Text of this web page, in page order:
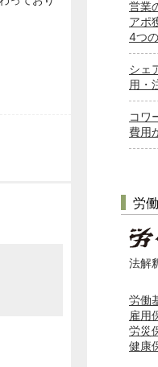
営業
アポ
4つ
シェ
用・
コワ
費用
労
法解
労働
雇用
労災
健康